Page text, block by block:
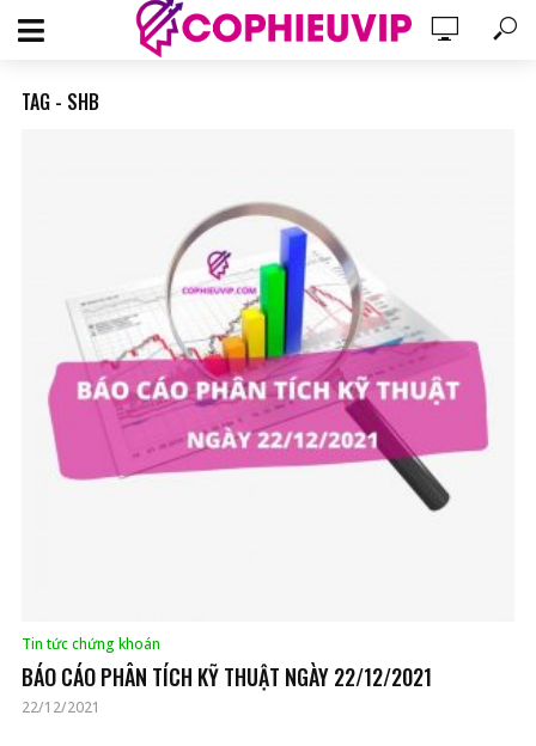
TAG - SHB
Tin tức chứng khoán
BÁO CÁO PHÂN TÍCH KỸ THUẬT NGÀY 22/12/2021
22/12/2021